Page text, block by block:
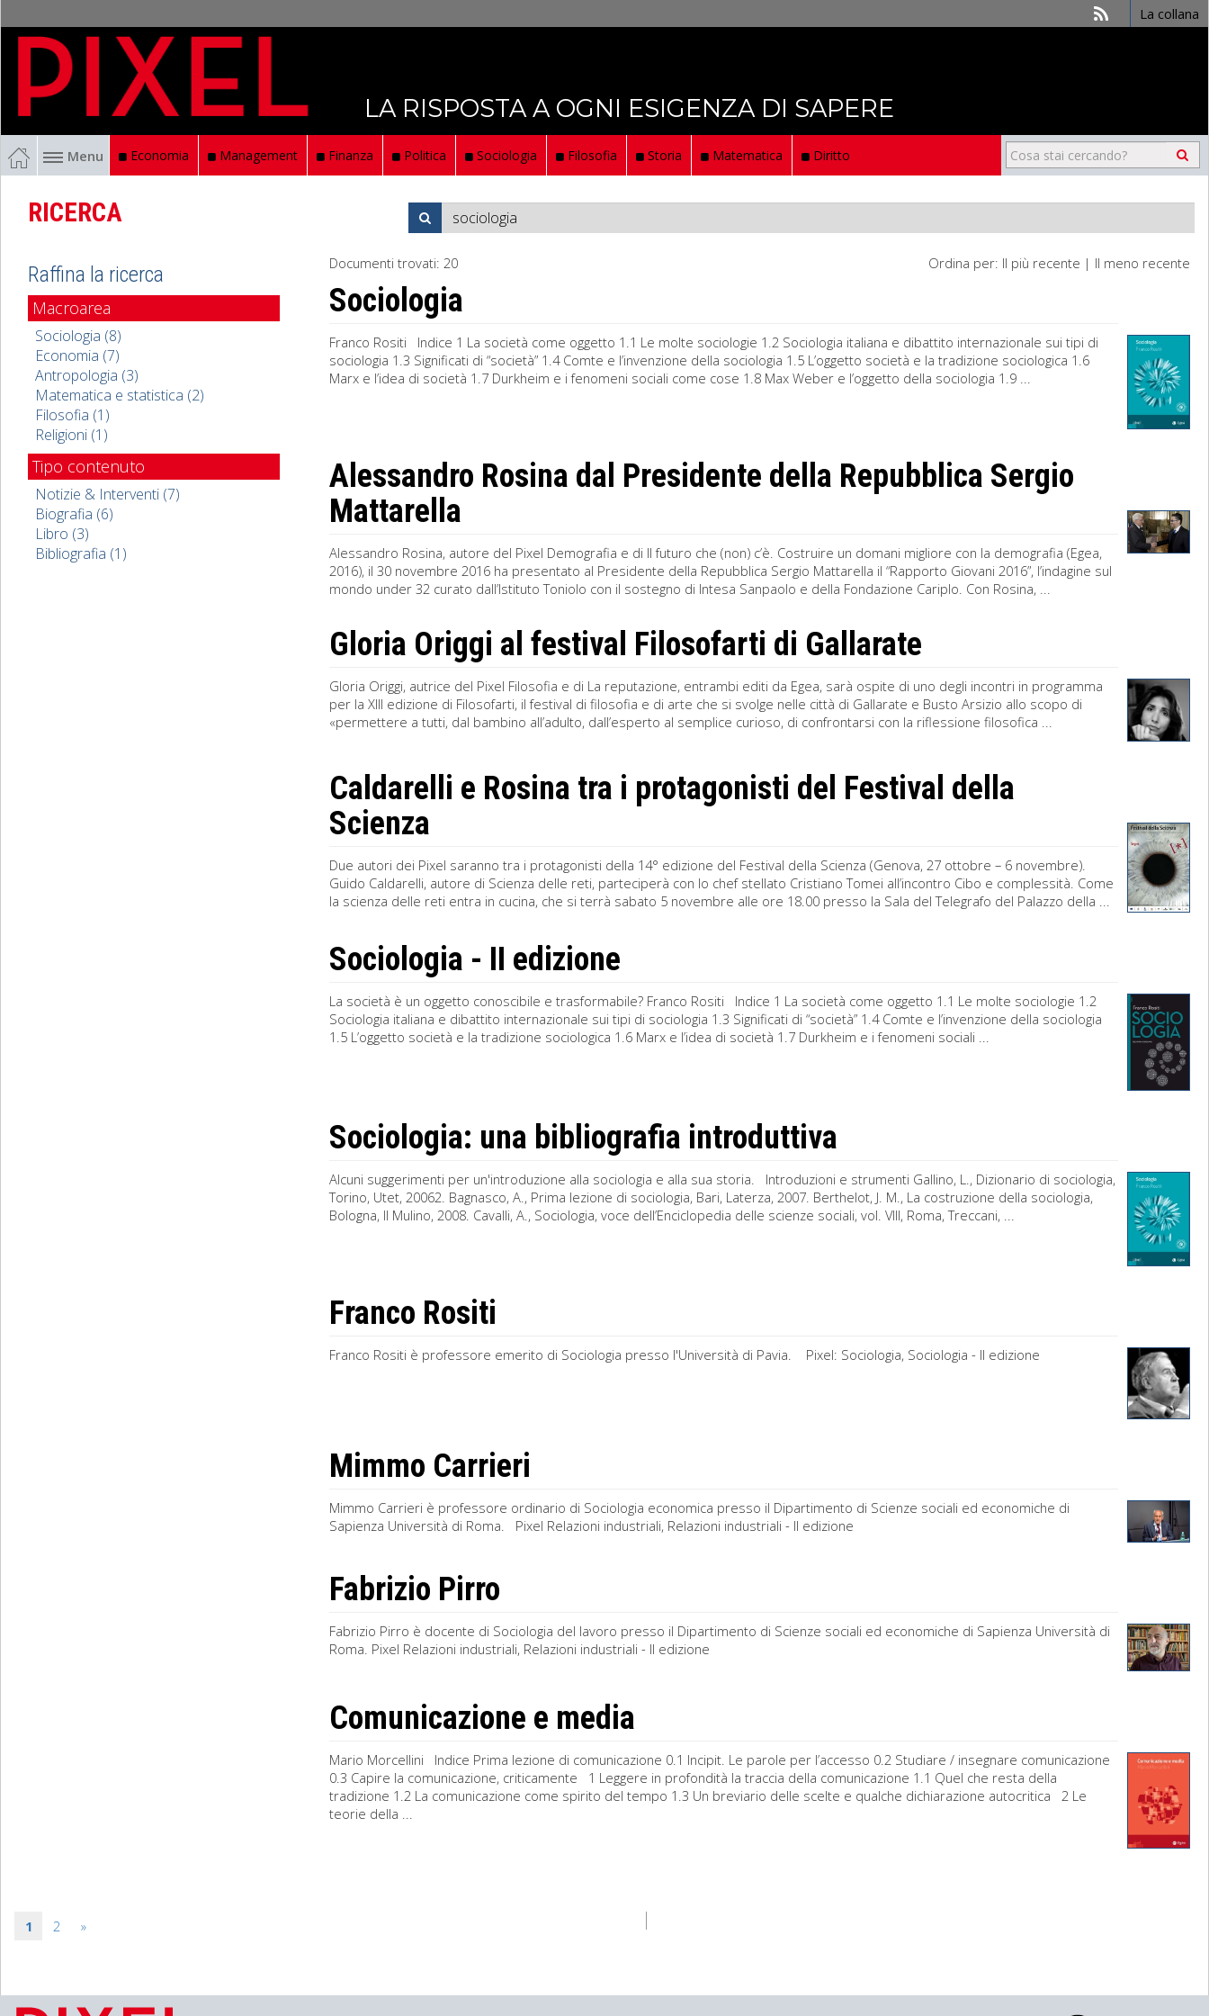
La collana
LA RISPOSTA A OGNI ESIGENZA DI SAPERE
Menu Economia Management Finanza Politica Sociologia Filosofia Storia Matematica Diritto
RICERCA
Ordina per: Il più recente | Il meno recente
Documenti trovati: 20
Sociologia
Franco Rositi Indice 1 La società come oggetto 1.1 Le molte sociologie 1.2 Sociologia italiana e dibattito internazionale sui tipi di
sociologia 1.3 Significati di “società” 1.4 Comte e l’invenzione della sociologia 1.5 L’oggetto società e la tradizione sociologica 1.6
Marx e l’idea di società 1.7 Durkheim e i fenomeni sociali come cose 1.8 Max Weber e l’oggetto della sociologia 1.9 ...
Alessandro Rosina dal Presidente della Repubblica Sergio
Mattarella
Alessandro Rosina, autore del Pixel Demografia e di Il futuro che (non) c’è. Costruire un domani migliore con la demografia (Egea,
2016), il 30 novembre 2016 ha presentato al Presidente della Repubblica Sergio Mattarella il “Rapporto Giovani 2016”, l’indagine sul
mondo under 32 curato dall’Istituto Toniolo con il sostegno di Intesa Sanpaolo e della Fondazione Cariplo. Con Rosina, ...
Gloria Origgi al festival Filosofarti di Gallarate
Gloria Origgi, autrice del Pixel Filosofia e di La reputazione, entrambi editi da Egea, sarà ospite di uno degli incontri in programma
per la XIII edizione di Filosofarti, il festival di filosofia e di arte che si svolge nelle città di Gallarate e Busto Arsizio allo scopo di
«permettere a tutti, dal bambino all’adulto, dall’esperto al semplice curioso, di confrontarsi con la riflessione filosofica ...
Caldarelli e Rosina tra i protagonisti del Festival della
Scienza
Due autori dei Pixel saranno tra i protagonisti della 14° edizione del Festival della Scienza (Genova, 27 ottobre – 6 novembre).
Guido Caldarelli, autore di Scienza delle reti, parteciperà con lo chef stellato Cristiano Tomei all’incontro Cibo e complessità. Come
la scienza delle reti entra in cucina, che si terrà sabato 5 novembre alle ore 18.00 presso la Sala del Telegrafo del Palazzo della ...
Sociologia - II edizione
La società è un oggetto conoscibile e trasformabile? Franco Rositi Indice 1 La società come oggetto 1.1 Le molte sociologie 1.2
Sociologia italiana e dibattito internazionale sui tipi di sociologia 1.3 Significati di “società” 1.4 Comte e l’invenzione della sociologia
1.5 L’oggetto società e la tradizione sociologica 1.6 Marx e l’idea di società 1.7 Durkheim e i fenomeni sociali ...
Sociologia: una bibliografia introduttiva
Alcuni suggerimenti per un'introduzione alla sociologia e alla sua storia. Introduzioni e strumenti Gallino, L., Dizionario di sociologia,
Torino, Utet, 20062. Bagnasco, A., Prima lezione di sociologia, Bari, Laterza, 2007. Berthelot, J. M., La costruzione della sociologia,
Bologna, Il Mulino, 2008. Cavalli, A., Sociologia, voce dell’Enciclopedia delle scienze sociali, vol. VIII, Roma, Treccani, ...
Franco Rositi
Franco Rositi è professore emerito di Sociologia presso l'Università di Pavia. Pixel: Sociologia, Sociologia - II edizione
Mimmo Carrieri
Mimmo Carrieri è professore ordinario di Sociologia economica presso il Dipartimento di Scienze sociali ed economiche di
Sapienza Università di Roma. Pixel Relazioni industriali, Relazioni industriali - II edizione
Fabrizio Pirro
Fabrizio Pirro è docente di Sociologia del lavoro presso il Dipartimento di Scienze sociali ed economiche di Sapienza Università di
Roma. Pixel Relazioni industriali, Relazioni industriali - II edizione
Comunicazione e media
Mario Morcellini Indice Prima lezione di comunicazione 0.1 Incipit. Le parole per l’accesso 0.2 Studiare / insegnare comunicazione
0.3 Capire la comunicazione, criticamente 1 Leggere in profondità la traccia della comunicazione 1.1 Quel che resta della
tradizione 1.2 La comunicazione come spirito del tempo 1.3 Un breviario delle scelte e qualche dichiarazione autocritica 2 Le
teorie della ...
Raffina la ricerca
Macroarea
Sociologia (8)
Economia (7)
Antropologia (3)
Matematica e statistica (2)
Filosofia (1)
Religioni (1)
Tipo contenuto
Notizie & Interventi (7)
Biografia (6)
Libro (3)
Bibliografia (1)
1 2 »